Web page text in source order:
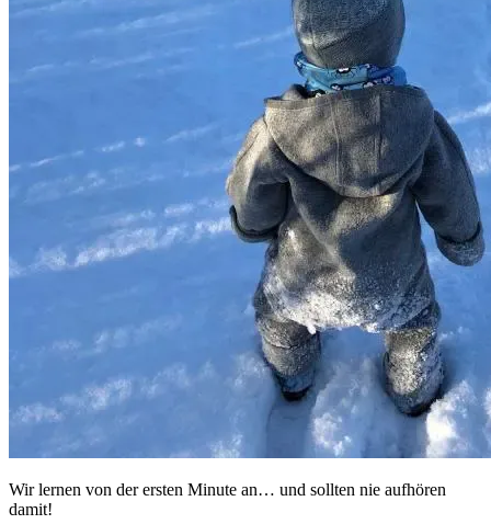
Wir lernen von der ersten Minute an… und sollten nie aufhören
damit!